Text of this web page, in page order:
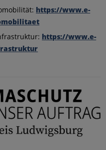
https://www.e-
https://www.e-